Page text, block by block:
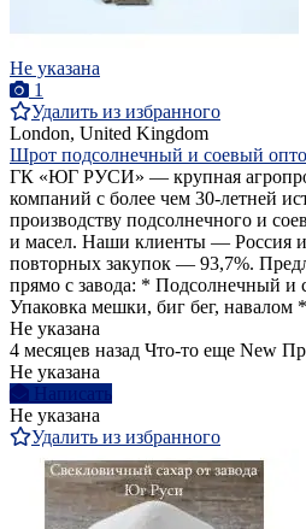
Не указана
1
Удалить из избранного
London, United Kingdom
Шрот подсолнечный и соевый
ГК «ЮГ РУСИ» — крупная
компаний с более чем 30-летней
производству подсолнечного и
и масел. Наши клиенты — Россия и
повторных закупок — 93,7%.
прямо с завода: * Подсолнечный
Упаковка мешки, биг бег, навалом
Не указана
4 месяцев назад Что-то еще New
Не указана
Написать
Не указана
Удалить из избранного